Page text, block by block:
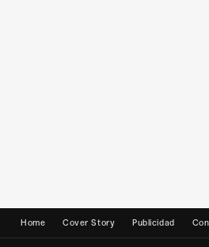
Home Cover Story Publicidad